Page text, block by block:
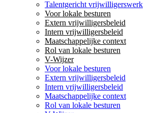
Talentgericht vrijwilligerswerk
Voor lokale besturen
Extern vrijwilligersbeleid
Intern vrijwilligersbeleid
Maatschappelijke context
Rol van lokale besturen
V-Wijzer
Voor lokale besturen
Extern vrijwilligersbeleid
Intern vrijwilligersbeleid
Maatschappelijke context
Rol van lokale besturen